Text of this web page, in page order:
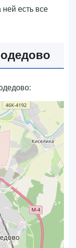
ней есть все